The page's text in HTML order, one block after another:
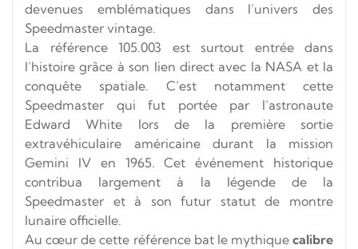
devenues emblématiques dans l’univers des
Speedmaster vintage.
La référence 105.003 est surtout entrée dans
l’histoire grâce à son lien direct avec la NASA et la
conquête spatiale. C’est notamment cette
Speedmaster qui fut portée par l’astronaute
Edward White lors de la première sortie
extravéhiculaire américaine durant la mission
Gemini IV en 1965. Cet événement historique
contribua largement à la légende de la
Speedmaster et à son futur statut de montre
lunaire officielle.
Au cœur de cette référence bat le mythique calibre